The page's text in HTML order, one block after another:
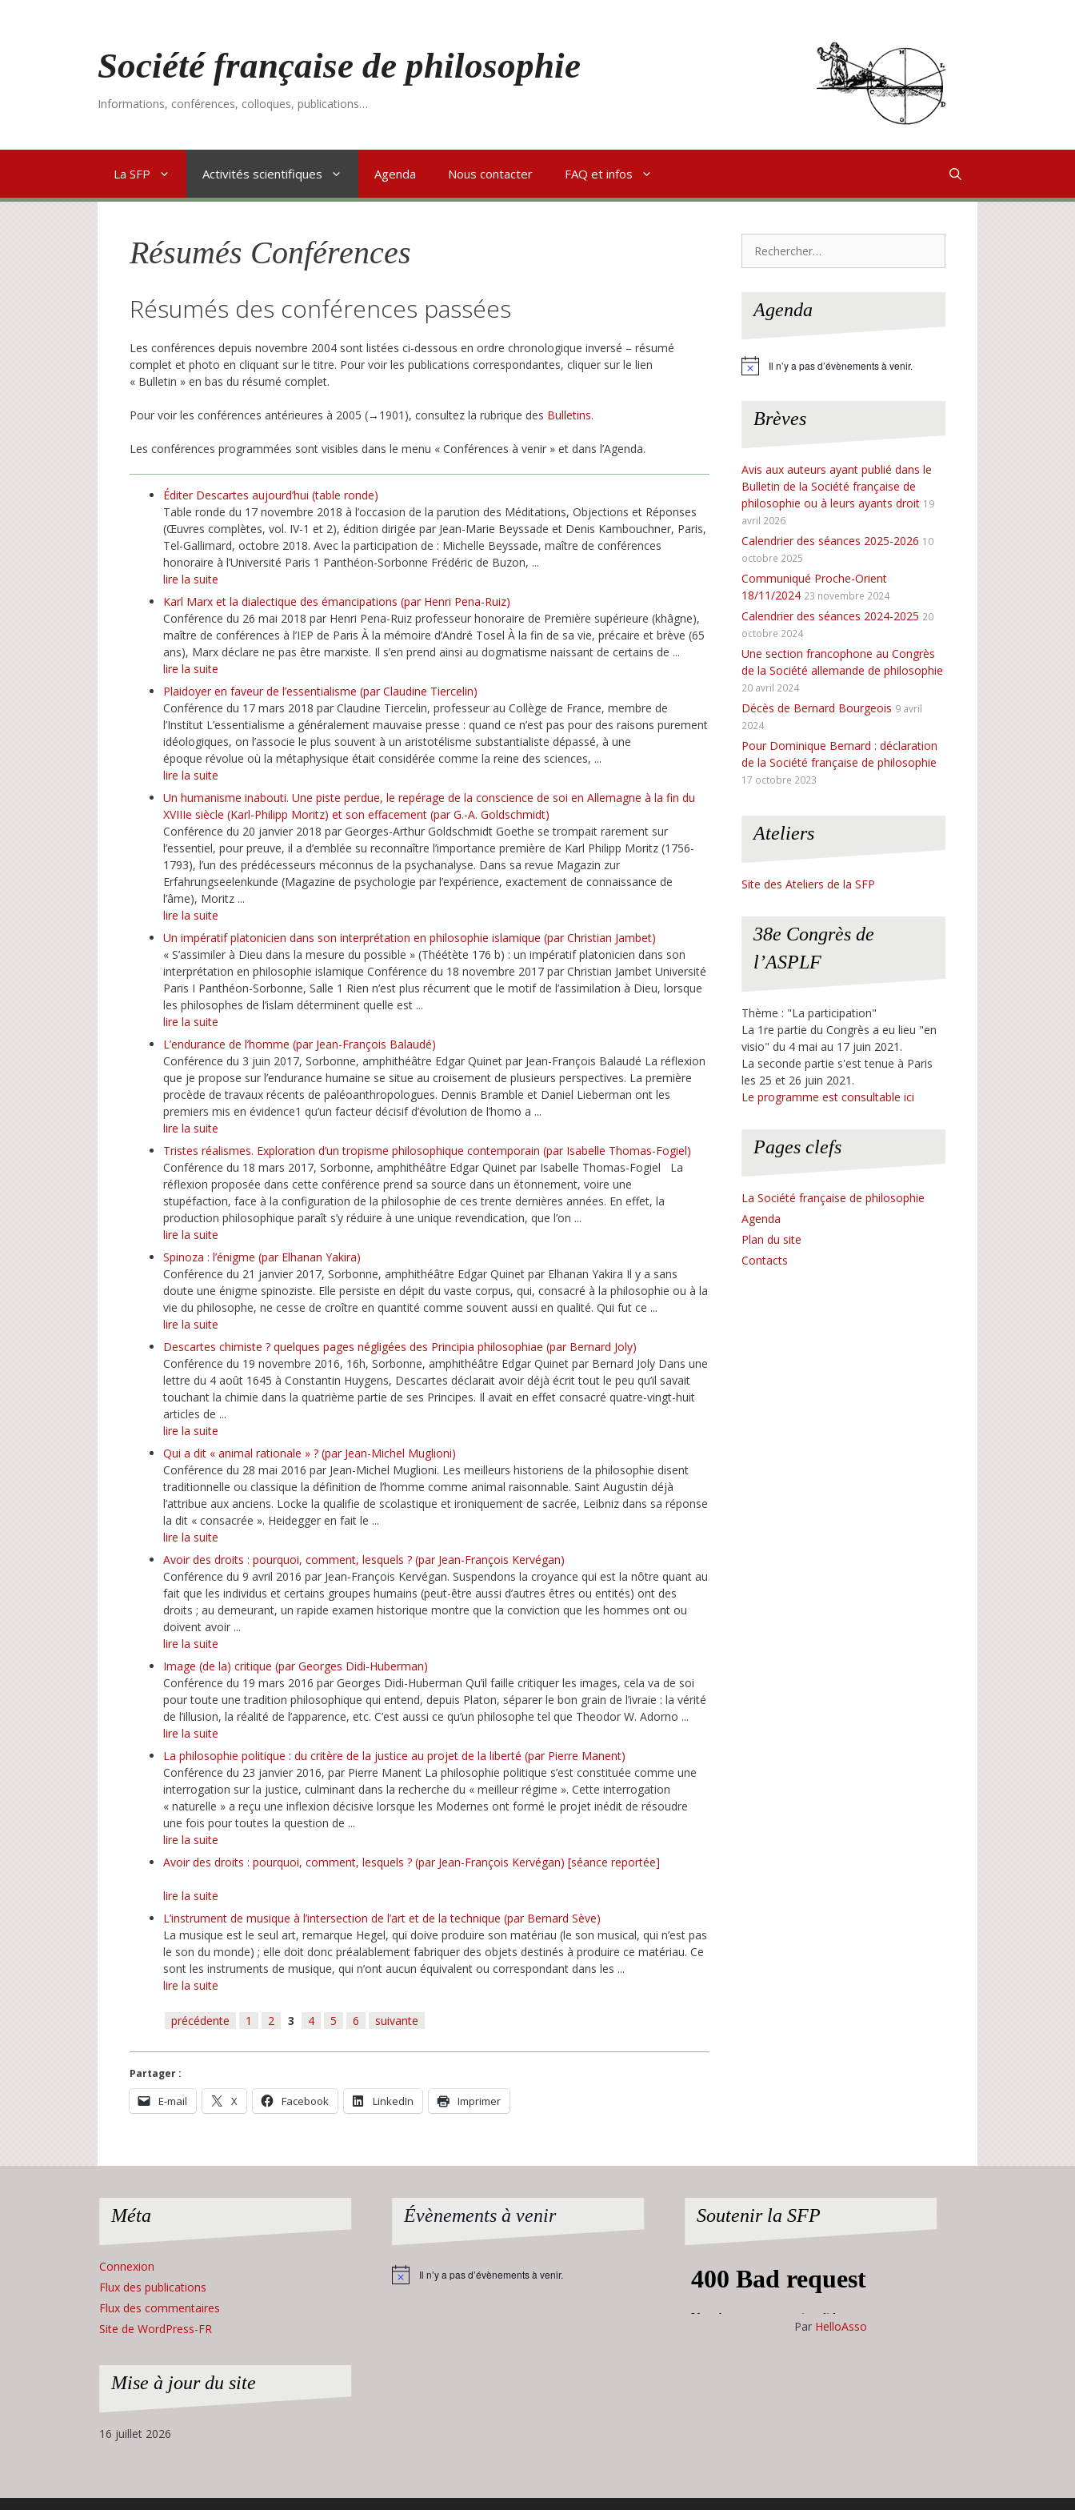
Société française de philosophie
Informations, conférences, colloques, publications…
La SFP Activités scientifiques Agenda Nous contacter FAQ et infos
Résumés Conférences
Résumés des conférences passées
Les conférences depuis novembre 2004 sont listées ci-dessous en ordre chronologique inversé – résumé
complet et photo en cliquant sur le titre. Pour voir les publications correspondantes, cliquer sur le lien
« Bulletin » en bas du résumé complet.
Pour voir les conférences antérieures à 2005 (→1901), consultez la rubrique des Bulletins.
Les conférences programmées sont visibles dans le menu « Conférences à venir » et dans l’Agenda.
Éditer Descartes aujourd’hui (table ronde)
Table ronde du 17 novembre 2018 à l’occasion de la parution des Méditations, Objections et Réponses
(Œuvres complètes, vol. IV-1 et 2), édition dirigée par Jean-Marie Beyssade et Denis Kambouchner, Paris,
Tel-Gallimard, octobre 2018. Avec la participation de : Michelle Beyssade, maître de conférences
honoraire à l’Université Paris 1 Panthéon-Sorbonne Frédéric de Buzon, ...
lire la suite
Karl Marx et la dialectique des émancipations (par Henri Pena-Ruiz)
Conférence du 26 mai 2018 par Henri Pena-Ruiz professeur honoraire de Première supérieure (khâgne),
maître de conférences à l’IEP de Paris À la mémoire d’André Tosel À la fin de sa vie, précaire et brève (65
ans), Marx déclare ne pas être marxiste. Il s’en prend ainsi au dogmatisme naissant de certains de ...
lire la suite
Plaidoyer en faveur de l’essentialisme (par Claudine Tiercelin)
Conférence du 17 mars 2018 par Claudine Tiercelin, professeur au Collège de France, membre de
l’Institut L’essentialisme a généralement mauvaise presse : quand ce n’est pas pour des raisons purement
idéologiques, on l’associe le plus souvent à un aristotélisme substantialiste dépassé, à une
époque révolue où la métaphysique était considérée comme la reine des sciences, ...
lire la suite
Un humanisme inabouti. Une piste perdue, le repérage de la conscience de soi en Allemagne à la fin du
XVIIIe siècle (Karl-Philipp Moritz) et son effacement (par G.-A. Goldschmidt)
Conférence du 20 janvier 2018 par Georges-Arthur Goldschmidt Goethe se trompait rarement sur
l’essentiel, pour preuve, il a d’emblée su reconnaître l’importance première de Karl Philipp Moritz (1756-
1793), l’un des prédécesseurs méconnus de la psychanalyse. Dans sa revue Magazin zur
Erfahrungseelenkunde (Magazine de psychologie par l’expérience, exactement de connaissance de
l’âme), Moritz ...
lire la suite
Un impératif platonicien dans son interprétation en philosophie islamique (par Christian Jambet)
« S’assimiler à Dieu dans la mesure du possible » (Théétète 176 b) : un impératif platonicien dans son
interprétation en philosophie islamique Conférence du 18 novembre 2017 par Christian Jambet Université
Paris I Panthéon-Sorbonne, Salle 1 Rien n’est plus récurrent que le motif de l’assimilation à Dieu, lorsque
les philosophes de l’islam déterminent quelle est ...
lire la suite
L’endurance de l’homme (par Jean-François Balaudé)
Conférence du 3 juin 2017, Sorbonne, amphithéâtre Edgar Quinet par Jean-François Balaudé La réflexion
que je propose sur l’endurance humaine se situe au croisement de plusieurs perspectives. La première
procède de travaux récents de paléoanthropologues. Dennis Bramble et Daniel Lieberman ont les
premiers mis en évidence1 qu’un facteur décisif d’évolution de l’homo a ...
lire la suite
Tristes réalismes. Exploration d’un tropisme philosophique contemporain (par Isabelle Thomas-Fogiel)
Conférence du 18 mars 2017, Sorbonne, amphithéâtre Edgar Quinet par Isabelle Thomas-Fogiel La
réflexion proposée dans cette conférence prend sa source dans un étonnement, voire une
stupéfaction, face à la configuration de la philosophie de ces trente dernières années. En effet, la
production philosophique paraît s’y réduire à une unique revendication, que l’on ...
lire la suite
Spinoza : l’énigme (par Elhanan Yakira)
Conférence du 21 janvier 2017, Sorbonne, amphithéâtre Edgar Quinet par Elhanan Yakira Il y a sans
doute une énigme spinoziste. Elle persiste en dépit du vaste corpus, qui, consacré à la philosophie ou à la
vie du philosophe, ne cesse de croître en quantité comme souvent aussi en qualité. Qui fut ce ...
lire la suite
Descartes chimiste ? quelques pages négligées des Principia philosophiae (par Bernard Joly)
Conférence du 19 novembre 2016, 16h, Sorbonne, amphithéâtre Edgar Quinet par Bernard Joly Dans une
lettre du 4 août 1645 à Constantin Huygens, Descartes déclarait avoir déjà écrit tout le peu qu’il savait
touchant la chimie dans la quatrième partie de ses Principes. Il avait en effet consacré quatre-vingt-huit
articles de ...
lire la suite
Qui a dit « animal rationale » ? (par Jean-Michel Muglioni)
Conférence du 28 mai 2016 par Jean-Michel Muglioni. Les meilleurs historiens de la philosophie disent
traditionnelle ou classique la définition de l’homme comme animal raisonnable. Saint Augustin déjà
l’attribue aux anciens. Locke la qualifie de scolastique et ironiquement de sacrée, Leibniz dans sa réponse
la dit « consacrée ». Heidegger en fait le ...
lire la suite
Avoir des droits : pourquoi, comment, lesquels ? (par Jean-François Kervégan)
Conférence du 9 avril 2016 par Jean-François Kervégan. Suspendons la croyance qui est la nôtre quant au
fait que les individus et certains groupes humains (peut-être aussi d’autres êtres ou entités) ont des
droits ; au demeurant, un rapide examen historique montre que la conviction que les hommes ont ou
doivent avoir ...
lire la suite
Image (de la) critique (par Georges Didi-Huberman)
Conférence du 19 mars 2016 par Georges Didi-Huberman Qu’il faille critiquer les images, cela va de soi
pour toute une tradition philosophique qui entend, depuis Platon, séparer le bon grain de l’ivraie : la vérité
de l’illusion, la réalité de l’apparence, etc. C’est aussi ce qu’un philosophe tel que Theodor W. Adorno ...
lire la suite
La philosophie politique : du critère de la justice au projet de la liberté (par Pierre Manent)
Conférence du 23 janvier 2016, par Pierre Manent La philosophie politique s’est constituée comme une
interrogation sur la justice, culminant dans la recherche du « meilleur régime ». Cette interrogation
« naturelle » a reçu une inflexion décisive lorsque les Modernes ont formé le projet inédit de résoudre
une fois pour toutes la question de ...
lire la suite
Avoir des droits : pourquoi, comment, lesquels ? (par Jean-François Kervégan) [séance reportée]
lire la suite
L’instrument de musique à l’intersection de l’art et de la technique (par Bernard Sève)
La musique est le seul art, remarque Hegel, qui doive produire son matériau (le son musical, qui n’est pas
le son du monde) ; elle doit donc préalablement fabriquer des objets destinés à produire ce matériau. Ce
sont les instruments de musique, qui n’ont aucun équivalent ou correspondant dans les ...
lire la suite
précédente 1 2 3 4 5 6 suivante
Partager :
E-mail X Facebook LinkedIn Imprimer
Agenda
N
Il n’y a pas d’évènements à venir.
Brèves
Avis aux auteurs ayant publié dans le
Bulletin de la Société française de
philosophie ou à leurs ayants droit 19
avril 2026
Calendrier des séances 2025-2026 10
octobre 2025
Communiqué Proche-Orient
18/11/2024 23 novembre 2024
Calendrier des séances 2024-2025 20
octobre 2024
Une section francophone au Congrès
de la Société allemande de philosophie
20 avril 2024
Décès de Bernard Bourgeois 9 avril
2024
Pour Dominique Bernard : déclaration
de la Société française de philosophie
17 octobre 2023
Ateliers
Site des Ateliers de la SFP
38e Congrès de
l’ASPLF
Thème : "La participation"
La 1re partie du Congrès a eu lieu "en
visio" du 4 mai au 17 juin 2021.
La seconde partie s'est tenue à Paris
les 25 et 26 juin 2021.
Le programme est consultable ici
Pages clefs
La Société française de philosophie
Agenda
Plan du site
Contacts
Méta
Connexion
Flux des publications
Flux des commentaires
Site de WordPress-FR
Mise à jour du site
16 juillet 2026
Évènements à venir
Notice Il n’y a pas d’évènements à venir.
Soutenir la SFP
Par HelloAsso